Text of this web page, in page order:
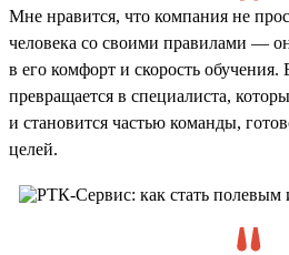
Мне нравится, что компания не
человека со своими правилами —
в его комфорт и скорость обучения.
превращается в специалиста,
и становится частью команды,
целей.